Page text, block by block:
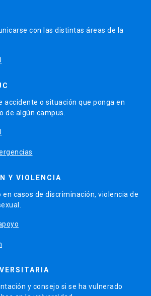
con las distintas áreas de la
accidente o situación que ponga en
de algún campus.
Y VIOLENCIA
en casos de discriminación, violencia de
y consejo si se ha vulnerado